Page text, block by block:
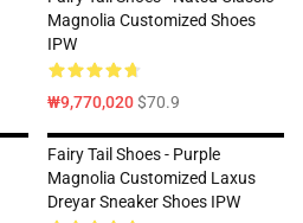
Magnolia Customized Shoes
IPW
₩9,770,020$70.9
Fairy Tail Shoes - Purple
Magnolia Customized Laxus
Dreyar Sneaker Shoes IPW